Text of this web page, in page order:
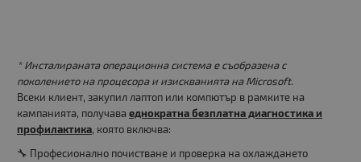
* Инсталираната операционна система е съобразена с
поколението на процесора и изискванията на Microsoft.
Всеки клиент, закупил лаптоп или компютър в рамките на
кампанията, получава еднократна безплатна диагностика и
профилактика, която включва:
🔧 Професионално почистване и проверка на охлаждането